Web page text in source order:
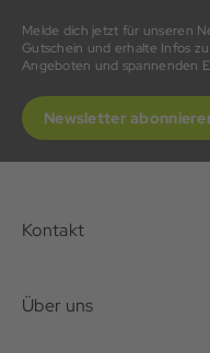
Melde dich jetzt für unseren
Gutschein und erhalte Infos
Angeboten und spannenden
Newsletter
Kontakt
Über uns